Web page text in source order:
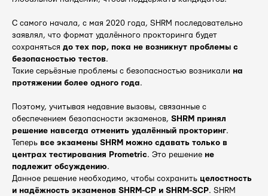
С самого начала, с мая 2020 года, SHRM последовательно
заявлял, что формат удалённого прокторинга будет
сохраняться до тех пор, пока не возникнут проблемы с
безопасностью тестов.
Такие серьёзные проблемы с безопасностью возникали на
протяжении более одного года.
Поэтому, учитывая недавние вызовы, связанные с
обеспечением безопасности экзаменов, SHRM принял
решение навсегда отменить удалённый прокторинг.
Теперь все экзамены SHRM можно сдавать только в
центрах тестирования Prometric. Это решение не
подлежит обсуждению.
Данное решение необходимо, чтобы сохранить целостность
и надёжность экзаменов SHRM-CP и SHRM-SCP. SHRM